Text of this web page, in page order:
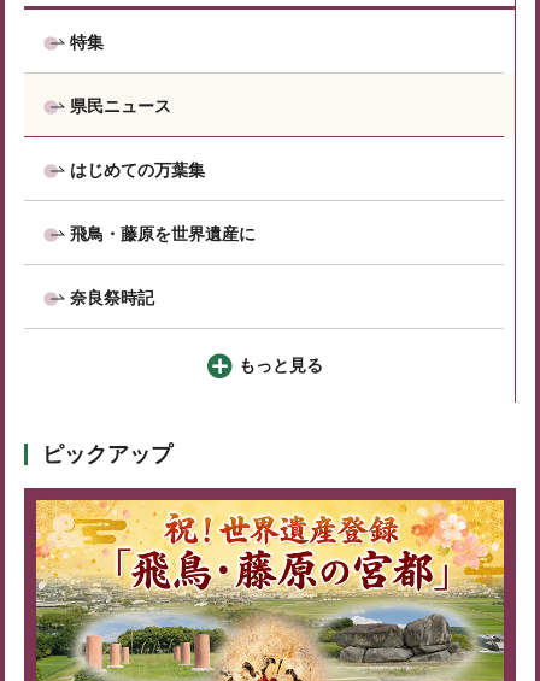
特集
県民ニュース
はじめての万葉集
飛鳥・藤原を世界遺産に
奈良祭時記
もっと見る
ピックアップ